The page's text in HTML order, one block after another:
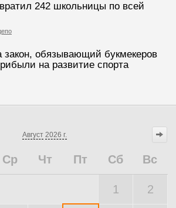
242 школьницы по всей
закон, обязывающий букмекеров
на развитие спорта
Август 2026 г.
Ср Чт Пт Сб Вс
1 2